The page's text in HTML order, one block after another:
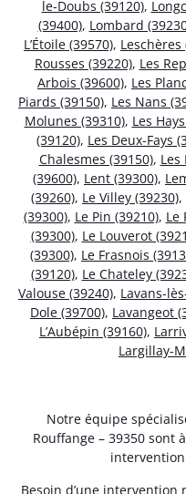
le-Doubs (39120),
(39400), Lombard
L’Étoile (39570), Leschères
Rousses (39220), Les
Arbois (39600), Les
Piards (39150), Les Nans
Molunes (39310), Les
(39120), Les Deux-Fays
Chalesmes (39150), Les
(39600), Lent (39300),
(39260), Le Villey (39230),
(39300), Le Pin (39210), Le
(39300), Le Louverot
(39300), Le Frasnois
(39120), Le Chateley
Valouse (39240), Lavans-
Dole (39700), Lavangeot
L’Aubépin (39160),
Largillay-
Notre équipe
Rouffange – 39350 sont
Besoin d’une intervention